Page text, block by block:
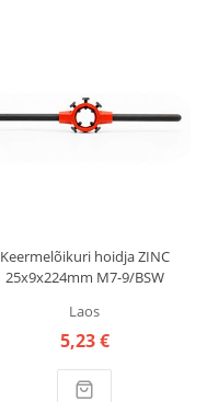
Keermelõikuri hoidja ZINC
25x9x224mm M7-9/BSW
Laos
5,23 €